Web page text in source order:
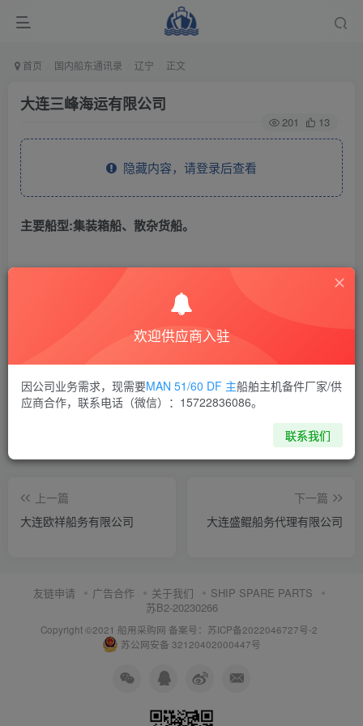
首页 国内船东通讯录 辽宁 正文
大连三峰海运有限公司
201 13
隐藏内容，请登录后查看
主要船型:集装箱船、散杂货船。
THE END
喜欢就支持一下吧
上一篇
大连欧祥船务有限公司
下一篇
大连盛鲲船务代理有限公司
友链申请 广告合作 关于我们
SHIP SPARE PARTS
苏B2-20230266
Copyright ©2021 船用采购网 备案号：苏ICP备2022046727号-2
苏公网安备 32120402000447号
欢迎供应商入驻
因公司业务需求，现需要MAN 51/60 DF 主船舶主机备件厂家/供
应商合作，联系电话（微信）：15722836086。
联系我们